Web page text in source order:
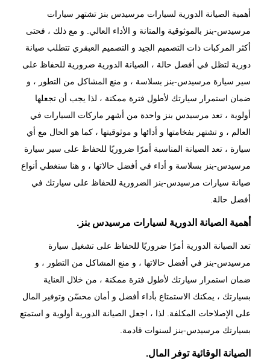
أهمية الصيانة الدورية لسيارات مرسيدس بنز تشتهر سيارات
مرسيدس-بنز بالموثوقية والمتانة و الأداء العالي. و مع ذلك ، فحتى
أكثر المركبات ذات التصميم الجيد و التصميم العبقري تتطلب صيانة
دورية لتظل في أفضل حالة ، الصيانة الدورية ضرورية للحفاظ على
سير سيارة مرسيدس-بنز بسلاسة ، و منع المشاكل من التطور ، و
ضمان استمرار سيارتك لأطول فترة ممكنة ، لذا يجب أن تجعلها
أولوية ، تعد مرسيدس بنز واحدة من أشهر ماركات السيارات في
العالم ، و تشتهر بفخامتها و أدائها و موثوقيتها ، كما هو الحال مع أي
سيارة ، تعد الصيانة المناسبة أمرًا ضروريًا للحفاظ على سير سيارة
مرسيدس-بنز بسلاسة و أداء في أفضل حالاتها ، و هنا سنغطي أنواع
صيانة سيارات مرسيدس-بنز الضرورية للحفاظ على سيارتك في
أفضل حالة.
أهمية الصيانة الدورية لسيارات مرسيدس بنز.
تعد الصيانة الدورية أمرًا ضروريًا للحفاظ على تشغيل سيارة
مرسيدس-بنز في أفضل حالاتها ، و منع المشاكل من التطور ، و
ضمان استمرار سيارتك لأطول فترة ممكنة ، من خلال العناية
بسيارتك ، يمكنك الاستمتاع بأداء أفضل و أمان محسّن وتوفير المال
على الإصلاحات المكلفة. لذا ، اجعل الصيانة الدورية أولوية و استمتع
بسيارتك مرسيدس-بنز لسنوات قادمة.
الصيانة الوقائية توفر المال.